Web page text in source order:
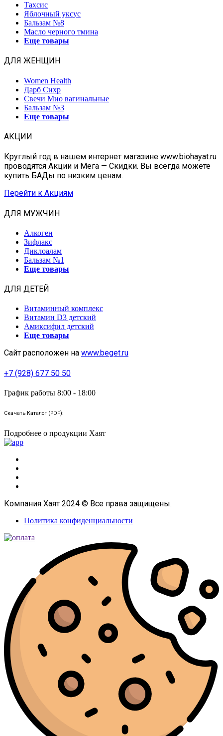
Тахсис
Яблочный уксус
Бальзам №8
Масло черного тмина
Еще товары
ДЛЯ ЖЕНЩИН
Women Health
Дарб Сихр
Свечи Мио вагинальные
Бальзам №3
Еще товары
АКЦИИ
Круглый год в нашем интернет магазине www.biohayat.ru
проводятся Акции и Мега — Скидки. Вы всегда можете
купить БАДы по низким ценам.
Перейти к Акциям
ДЛЯ МУЖЧИН
Алкоген
Зифлакс
Диклоалам
Бальзам №1
Еще товары
ДЛЯ ДЕТЕЙ
Витаминный комплекс
Витамин D3 детский
Амиксифил детский
Еще товары
Сайт расположен на www.beget.ru
+7 (928) 677 50 50
График работы 8:00 - 18:00
Скачать Каталог (PDF):
Подробнее о продукции Хаят
Компания Хаят 2024 © Все права защищены.
Политика конфиденциальности